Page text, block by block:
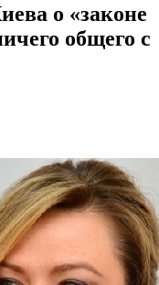
о «законе
общего с